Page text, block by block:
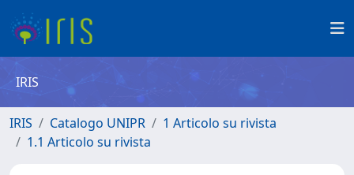
IRIS
IRIS Catalogo UNIPR
1 Articolo su rivista
1.1 Articolo su rivista